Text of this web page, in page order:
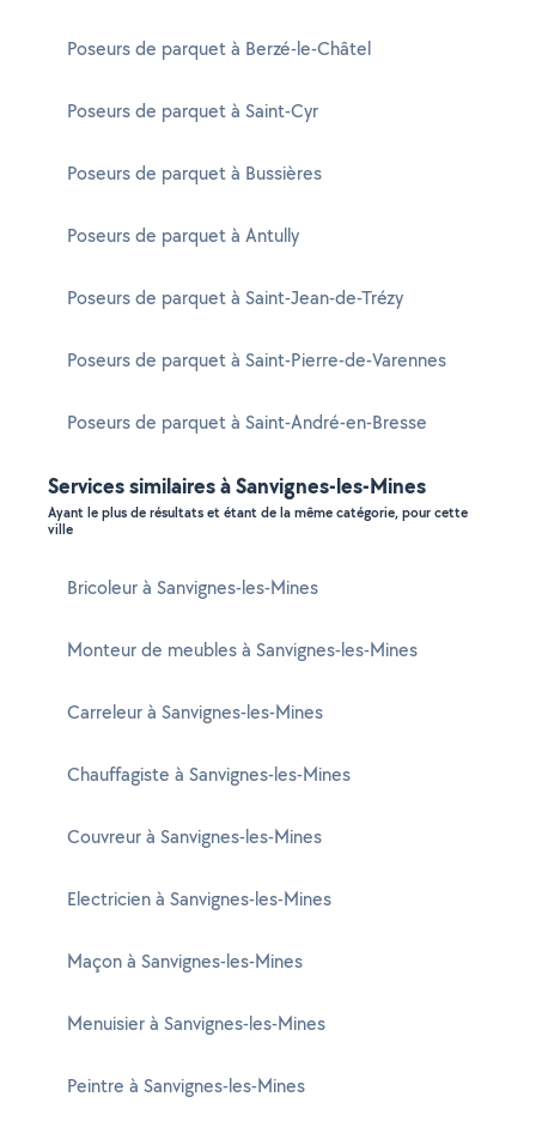
Poseurs de parquet à Berzé-le-Châtel
Poseurs de parquet à Saint-Cyr
Poseurs de parquet à Bussières
Poseurs de parquet à Antully
Poseurs de parquet à Saint-Jean-de-Trézy
Poseurs de parquet à Saint-Pierre-de-Varennes
Poseurs de parquet à Saint-André-en-Bresse
Services similaires à Sanvignes-les-Mines
Ayant le plus de résultats et étant de la même catégorie, pour cette
ville
Bricoleur à Sanvignes-les-Mines
Monteur de meubles à Sanvignes-les-Mines
Carreleur à Sanvignes-les-Mines
Chauffagiste à Sanvignes-les-Mines
Couvreur à Sanvignes-les-Mines
Electricien à Sanvignes-les-Mines
Maçon à Sanvignes-les-Mines
Menuisier à Sanvignes-les-Mines
Peintre à Sanvignes-les-Mines